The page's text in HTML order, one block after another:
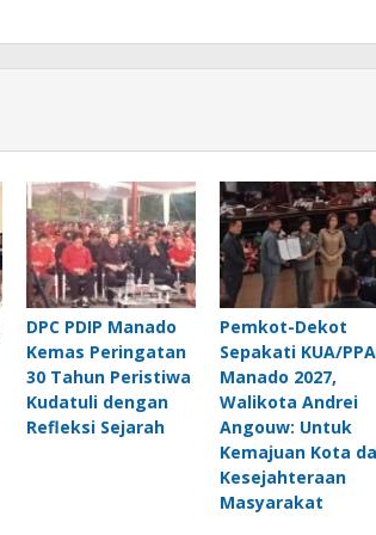
DPC PDIP Manado
Kemas Peringatan
30 Tahun Peristiwa
Kudatuli dengan
Refleksi Sejarah
Pemkot-Dekot
Sepakati KUA/
Manado 2027,
Walikota Andrei
Angouw: Untuk
Kemajuan Kota
Kesejahteraan
Masyarakat